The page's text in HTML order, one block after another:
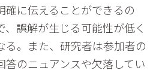
確に伝えることができるの
、誤解が生じる可能性が低く
る。また、研究者は参加者の
答のニュアンスや欠落してい